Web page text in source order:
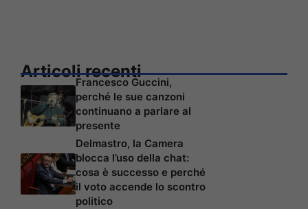
Articoli recenti
Francesco Guccini,
perché le sue canzoni
continuano a parlare al
presente
Delmastro, la Camera
blocca l’uso della chat:
cosa è successo e perché
il voto accende lo scontro
politico